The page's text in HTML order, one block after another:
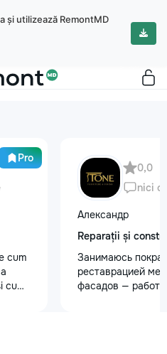
și utilizează RemontMD
Pro
cum
cu
0,0
nici o
Александр
Reparații și
Занимаюсь
реставрацией
фасадов —